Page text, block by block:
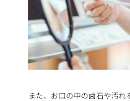
また、お口の中の歯石や汚れ